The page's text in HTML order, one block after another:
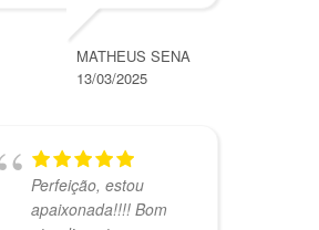
MATHEUS SENA
13/03/2025
Perfeição, estou
apaixonada!!!! Bom